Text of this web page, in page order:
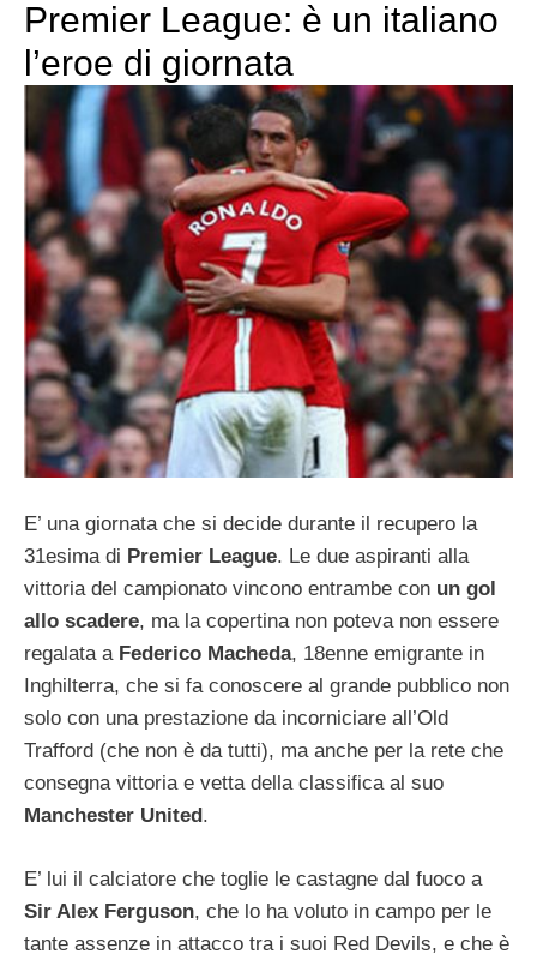
Premier League: è un italiano
l’eroe di giornata
E’ una giornata che si decide durante il recupero la
31esima di Premier League. Le due aspiranti alla
vittoria del campionato vincono entrambe con un gol
allo scadere, ma la copertina non poteva non essere
regalata a Federico Macheda, 18enne emigrante in
Inghilterra, che si fa conoscere al grande pubblico non
solo con una prestazione da incorniciare all’Old
Trafford (che non è da tutti), ma anche per la rete che
consegna vittoria e vetta della classifica al suo
Manchester United .
E’ lui il calciatore che toglie le castagne dal fuoco a
Sir Alex Ferguson, che lo ha voluto in campo per le
tante assenze in attacco tra i suoi Red Devils, e che è